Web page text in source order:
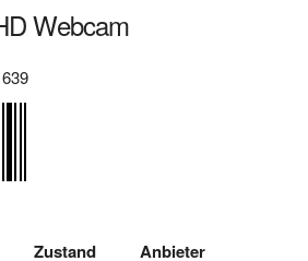
Webcam
Zustand
Anbieter